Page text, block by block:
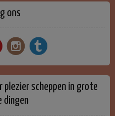
ons
plezier scheppen in grote
dingen